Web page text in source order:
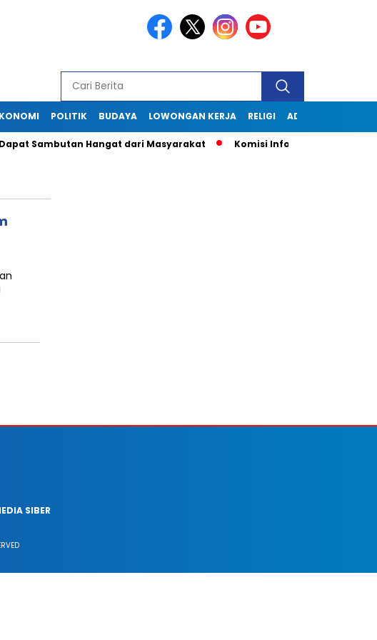
POLITIK BUDAYA LOWONGAN KERJA RELIGI ADVERTORIAL
Sambutan Hangat dari Masyarakat Komisi Informasi Jabar
SIBER